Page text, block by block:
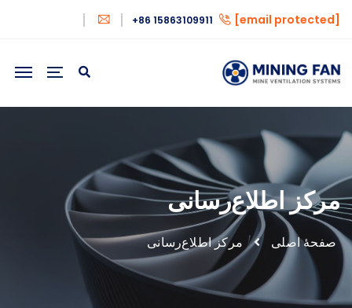
[email protected]
+86 15863109911
مرکز اطلاع‌رسانی
صفحهٔ اصلی مرکز اطلاع‌رسانی